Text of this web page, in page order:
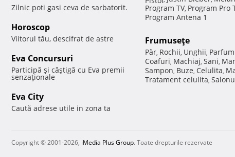
Zilnic poti gasi ceva de sarbatorit.
Horoscop
Viitorul tău, descifrat de astre
Eva Concursuri
Participă şi câştigă cu Eva premii
senzaţionale
Eva City
Caută adrese utile in zona ta
Program TV, Program Pro
Program Antena 1
Frumuseţe
Păr, Rochii, Unghii,
Coafuri, Machiaj, Sani,
Sampon, Buze, Celulita,
Tratament celulita,
Copyright © 2001-2026, iMedia Plus Group. Toate drepturile rezervate